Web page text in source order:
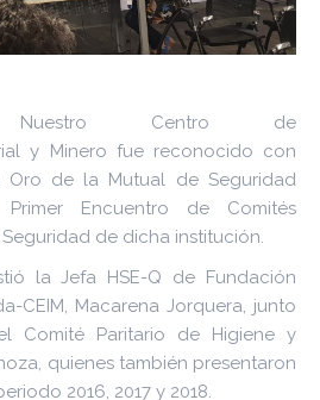
Nuestro Centro de
y Minero fue reconocido con
Oro de la Mutual de Seguridad
Encuentro de Comités
de dicha institución.
la Jefa HSE-Q de Fundación
CEIM, Macarena Jorquera, junto
Comité Paritario de Higiene y
quienes también presentaron
2016, 2017 y 2018.